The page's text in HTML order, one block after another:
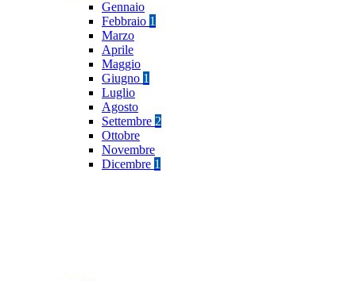
Gennaio
Febbraio 1
Marzo
Aprile
Maggio
Giugno 1
Luglio
Agosto
Settembre 2
Ottobre
Novembre
Dicembre 1